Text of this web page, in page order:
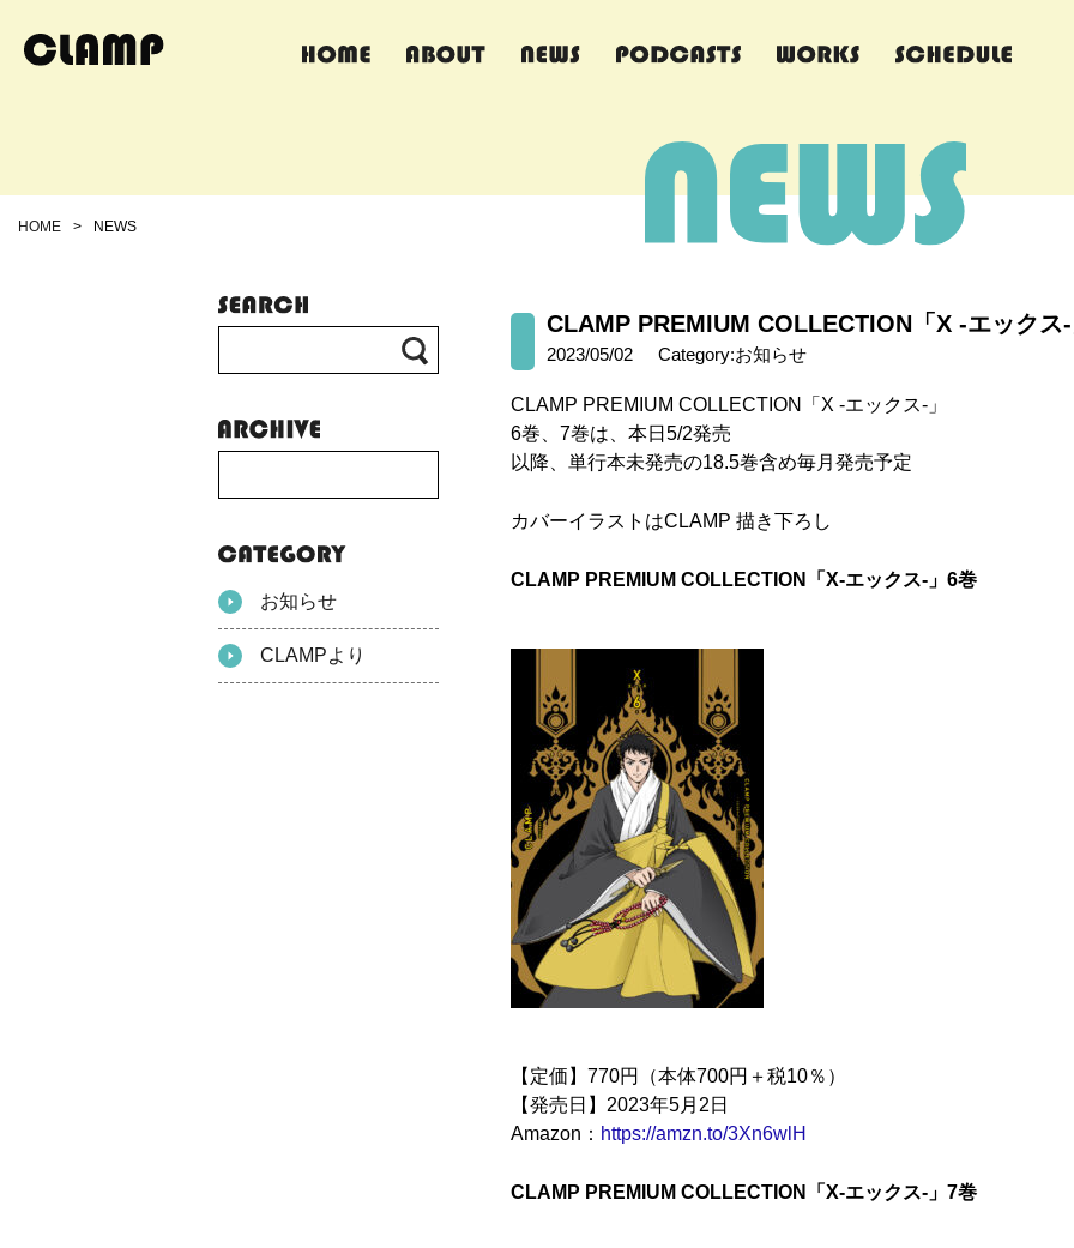
HOME > NEWS
CLAMP PREMIUM COLLECTION「X -エックス
2023/05/02 Category:お知らせ
CLAMP PREMIUM COLLECTION「X -エックス-」
6巻、7巻は、本日5/2発売
以降、単行本未発売の18.5巻含め毎月発売予定
カバーイラストはCLAMP 描き下ろし
CLAMP PREMIUM COLLECTION「X-エックス-」6巻
【定価】770円（本体700円＋税10％）
【発売日】2023年5月2日
Amazon： https://amzn.to/3Xn6wlH
CLAMP PREMIUM COLLECTION「X-エックス-」7巻
お知らせ
CLAMPより